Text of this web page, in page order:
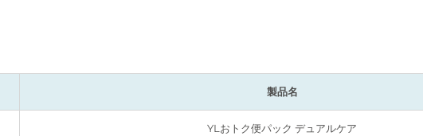
製品名
YLおトク便パック デュアルケア